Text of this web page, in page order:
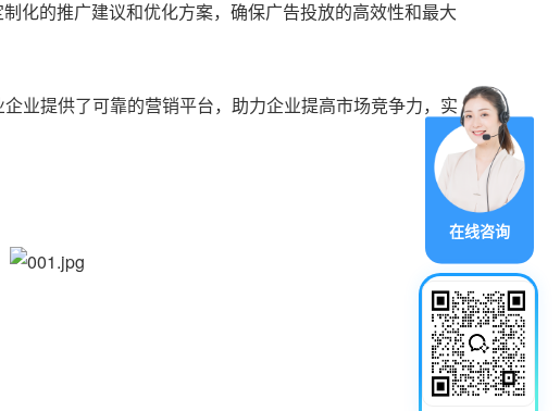
化的推广建议和优化方案，确保广告投放的高效性和最大
业提供了可靠的营销平台，助力企业提高市场竞争力，实
在线咨询